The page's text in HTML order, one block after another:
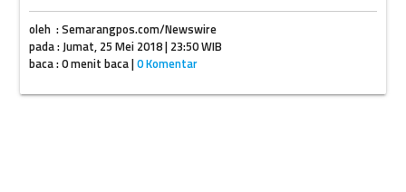
oleh : Semarangpos.com/Newswire
pada : Jumat, 25 Mei 2018 | 23:50 WIB
baca : 0 menit baca |0 Komentar